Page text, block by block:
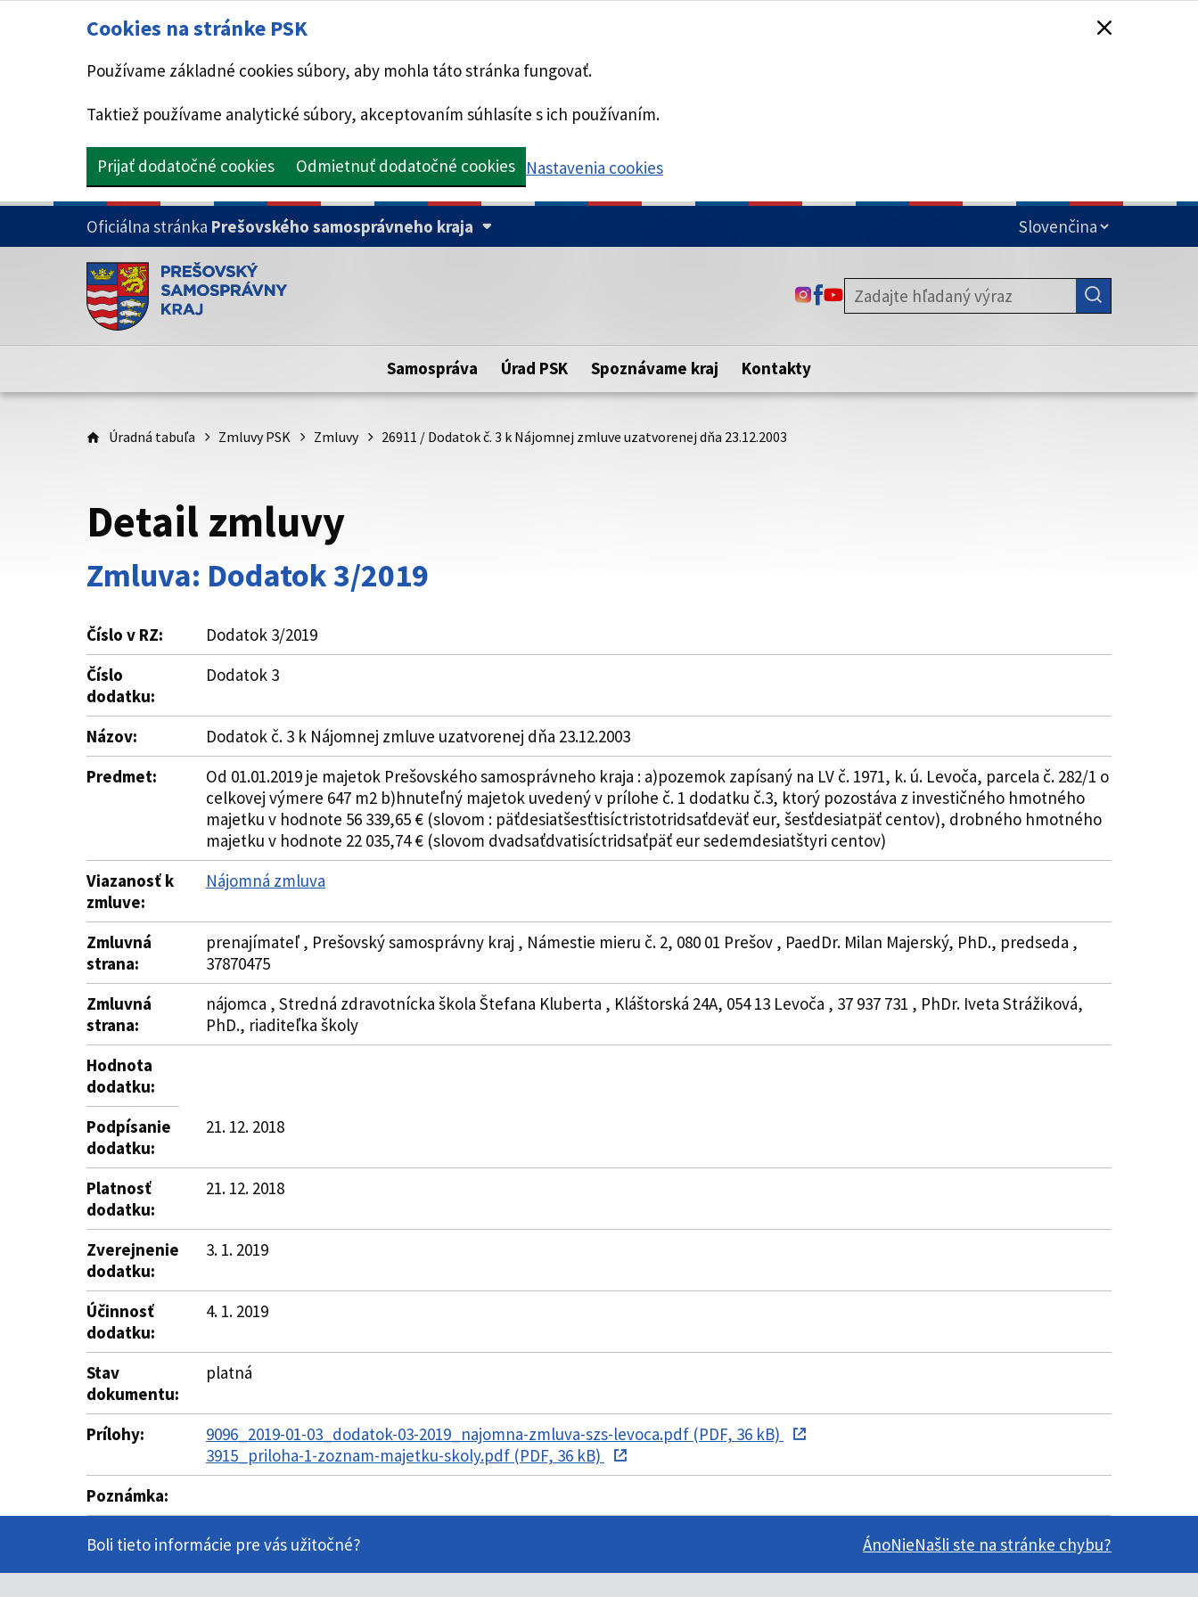
Cookies na stránke PSK
Používame základné cookies súbory, aby mohla táto stránka fungovať.
Taktiež používame analytické súbory, akceptovaním súhlasíte s ich používaním.
Prijať dodatočné cookies Odmietnuť dodatočné cookies Nastavenia cookies
PRESKOČIŤ NA HLAVNÝ OBSAH
Oficiálna stránka Prešovského samosprávneho kraja
Doména psk.sk je oficiálna
Toto je oficiálna webová stránka Prešovského samosprávneho kraja.
Táto stránka je zabezpečená
zabezpečenú webovú stránku. Zabezpečená stránka vždy začína
https:// pred názvom domény webového sídla.
ODKAZ SA OTVORÍ NA NOVEJ KARTE
ODKAZ SA OTVORÍ NA NOVEJ KARTE
ODKAZ SA OTVORÍ NA NOVEJ KARTE
Samospráva Úrad PSK Spoznávame kraj Kontakty
Úradná tabuľa Zmluvy PSK Zmluvy 26911 / Dodatok č. 3 k Nájomnej zmluve uzatvorenej dňa 23.12.2003
Detail zmluvy
Zmluva: Dodatok 3/2019
Číslo v RZ:
Dodatok 3/2019
Číslo
dodatku:
Dodatok 3
Názov:
Dodatok č. 3 k Nájomnej zmluve uzatvorenej dňa 23.12.2003
Predmet:
Od 01.01.2019 je majetok Prešovského samosprávneho kraja : a)pozemok zapísaný na LV č. 1971, k. ú. Levoča, parcela č. 282/1 o
celkovej výmere 647 m2 b)hnuteľný majetok uvedený v prílohe č. 1 dodatku č.3, ktorý pozostáva z investičného hmotného
majetku v hodnote 56 339,65 € (slovom : päťdesiatšesťtisíctristotridsaťdeväť eur, šesťdesiatpäť centov), drobného hmotného
majetku v hodnote 22 035,74 € (slovom dvadsaťdvatisíctridsaťpäť eur sedemdesiatštyri centov)
Viazanosť k
zmluve:
Nájomná zmluva
Zmluvná
strana:
prenajímateľ , Prešovský samosprávny kraj , Námestie mieru č. 2, 080 01 Prešov , PaedDr. Milan Majerský, PhD., predseda ,
37870475
Zmluvná
strana:
nájomca , Stredná zdravotnícka škola Štefana Kluberta , Kláštorská 24A, 054 13 Levoča , 37 937 731 , PhDr. Iveta Strážiková,
PhD., riaditeľka školy
Hodnota
dodatku:
Podpísanie
dodatku:
21. 12. 2018
Platnosť
dodatku:
21. 12. 2018
Zverejnenie
dodatku:
3. 1. 2019
Účinnosť
dodatku:
4. 1. 2019
Stav
dokumentu:
platná
Prílohy:
9096_2019-01-03_dodatok-03-2019_najomna-zmluva-szs-levoca.pdf (PDF, 36 kB)
3915_priloha-1-zoznam-majetku-skoly.pdf (PDF, 36 kB)
Poznámka:
Boli tieto informácie pre vás užitočné? ÁnoNieNašli ste na stránke chybu?